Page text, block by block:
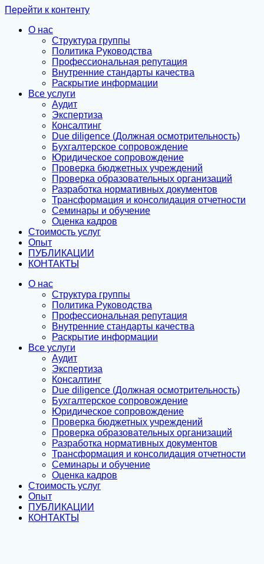
Перейти к контенту
О нас
Структура группы
Политика Руководства
Профессиональная репутация
Внутренние стандарты качества
Раскрытие информации
Все услуги
Аудит
Экспертиза
Консалтинг
Due diligence (Должная осмотрительность)
Бухгалтерское сопровождение
Юридическое сопровождение
Проверка бюджетных учреждений
Проверка образовательных организаций
Разработка нормативных документов
Трансформация и консолидация отчетности
Семинары и обучение
Оценка кадров
Стоимость услуг
Опыт
ПУБЛИКАЦИИ
КОНТАКТЫ
О нас
Структура группы
Политика Руководства
Профессиональная репутация
Внутренние стандарты качества
Раскрытие информации
Все услуги
Аудит
Экспертиза
Консалтинг
Due diligence (Должная осмотрительность)
Бухгалтерское сопровождение
Юридическое сопровождение
Проверка бюджетных учреждений
Проверка образовательных организаций
Разработка нормативных документов
Трансформация и консолидация отчетности
Семинары и обучение
Оценка кадров
Стоимость услуг
Опыт
ПУБЛИКАЦИИ
КОНТАКТЫ